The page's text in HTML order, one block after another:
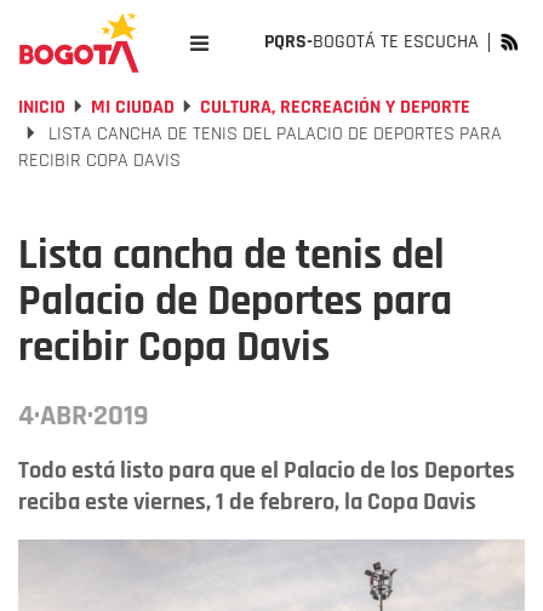
PQRS-BOGOTÁ TE ESCUCHA
INICIO MI CIUDAD
CULTURA, RECREACIÓN Y DEPORTE
LISTA CANCHA DE TENIS DEL PALACIO DE DEPORTES PARA
RECIBIR COPA DAVIS
Lista cancha de tenis del
Palacio de Deportes para
recibir Copa Davis
4·ABR·2019
Todo está listo para que el Palacio de los Deportes
reciba este viernes, 1 de febrero, la Copa Davis